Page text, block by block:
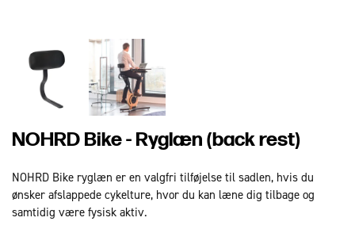
NOHRD Bike - Ryglæn (back rest)
NOHRD Bike ryglæn er en valgfri tilføjelse til sadlen, hvis du
ønsker afslappede cykelture, hvor du kan læne dig tilbage og
samtidig være fysisk aktiv.